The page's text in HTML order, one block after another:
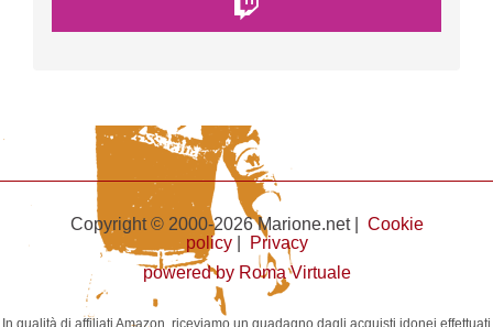
Copyright © 2000-2026 Marione.net | Cookie
policy|
Privacy
powered by Roma Virtuale
In qualità di affiliati Amazon, riceviamo un guadagno dagli acquisti idonei effettuati